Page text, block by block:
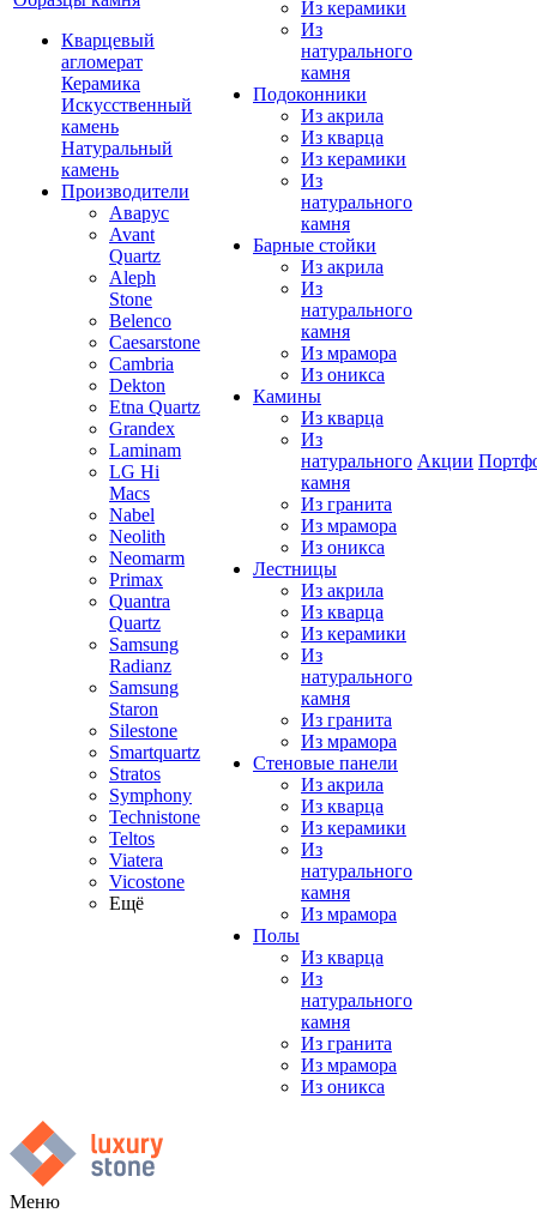
Кварцевый
агломерат
Керамика
Искусственный
камень
Натуральный
камень
Производители
Аварус
Avant
Quartz
Aleph
Stone
Belenco
Caesarstone
Cambria
Dekton
Etna Quartz
Grandex
Laminam
LG Hi
Macs
Nabel
Neolith
Neomarm
Primax
Quantra
Quartz
Samsung
Radianz
Samsung
Staron
Silestone
Smartquartz
Stratos
Symphony
Technistone
Teltos
Viatera
Vicostone
Ещё
Из керамики
Из
натурального
камня
Подоконники
Из акрила
Из кварца
Из керамики
Из
натурального
камня
Барные стойки
Из акрила
Из
натурального
камня
Из мрамора
Из оникса
Камины
Из кварца
Из
натурального
камня
Из гранита
Из мрамора
Из оникса
Лестницы
Из акрила
Из кварца
Из керамики
Из
натурального
камня
Из гранита
Из мрамора
Стеновые панели
Из акрила
Из кварца
Из керамики
Из
натурального
камня
Из мрамора
Полы
Из кварца
Из
натурального
камня
Из гранита
Из мрамора
Из оникса
Акции
Меню